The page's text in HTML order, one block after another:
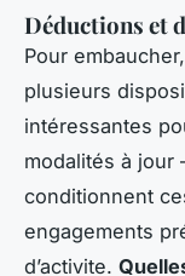
Déductions et
Pour
plusieurs
intéressantes
modalités à jour
conditionnent
engagements
d’activite.